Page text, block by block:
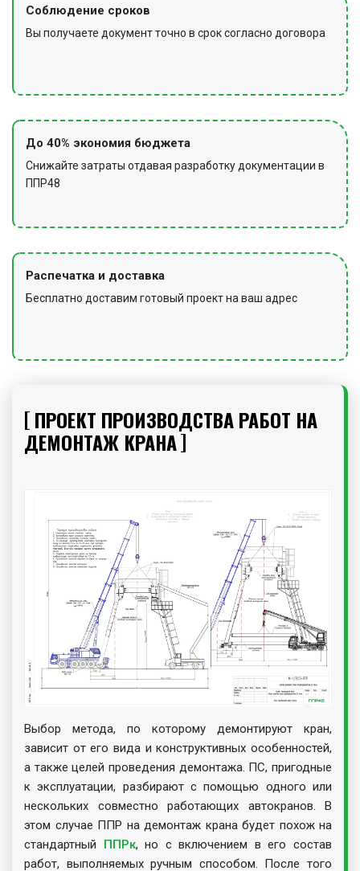
Соблюдение сроков
Вы получаете документ точно в срок согласно договора
До 40% экономия бюджета
Снижайте затраты отдавая разработку документации в
ППР48
Распечатка и доставка
Бесплатно доставим готовый проект на ваш адрес
ПРОЕКТ ПРОИЗВОДСТВА РАБОТ НА
ДЕМОНТАЖ КРАНА
Выбор метода, по которому демонтируют кран,
зависит от его вида и конструктивных особенностей,
а также целей проведения демонтажа. ПС, пригодные
к эксплуатации, разбирают с помощью одного или
нескольких совместно работающих автокранов. В
этом случае ППР на демонтаж крана будет похож на
стандартный ППРк, но с включением в его состав
работ, выполняемых ручным способом. После того